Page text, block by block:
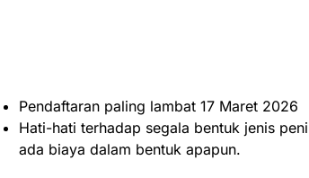
Pendaftaran paling lambat 17 Maret 2026
Hati-hati terhadap segala bentuk jenis
ada biaya dalam bentuk apapun.